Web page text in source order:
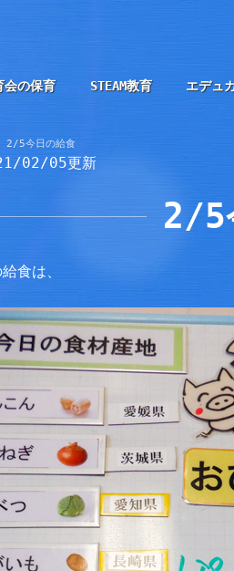
会の保育 STEAM教育 エデュ
2/5今日の給食
02/05更新
2/5
食は、